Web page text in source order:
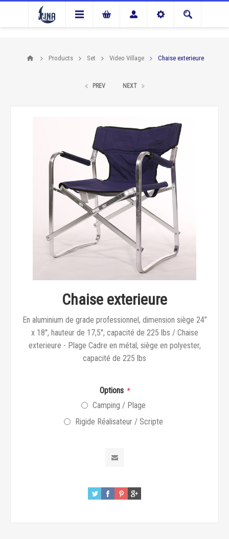
Products Set Video Village Chaise exterieure
PREV NEXT
Chaise exterieure
En aluminium de grade professionnel, dimension siège 24”
x 18'', hauteur de 17,5'', capacité de 225 lbs / Chaise
exterieure - Plage Cadre en métal, siège en polyester,
capacité de 225 lbs
Options *
Camping / Plage
Rigide Réalisateur / Scripte